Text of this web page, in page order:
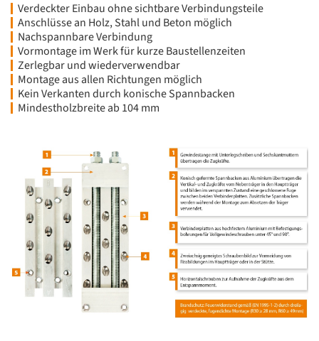
Verdeckter Einbau ohne sichtbare Verbindungsteile
Anschlüsse an Holz, Stahl und Beton möglich
Nachspannbare Verbindung
Vormontage im Werk für kurze Baustellenzeiten
Zerlegbar und wiederverwendbar
Montage aus allen Richtungen möglich
Kein Verkanten durch konische Spannbacken
Mindestholzbreite ab 104 mm